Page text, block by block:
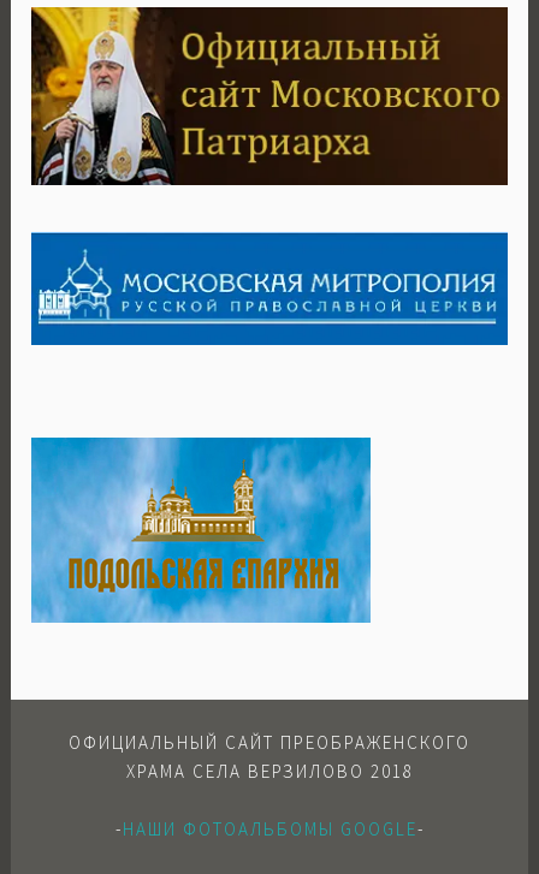
ОФИЦИАЛЬНЫЙ САЙТ ПРЕОБРАЖЕНСКОГО
ХРАМА СЕЛА ВЕРЗИЛОВО 2018
-НАШИ ФОТОАЛЬБОМЫ GOOGLE-